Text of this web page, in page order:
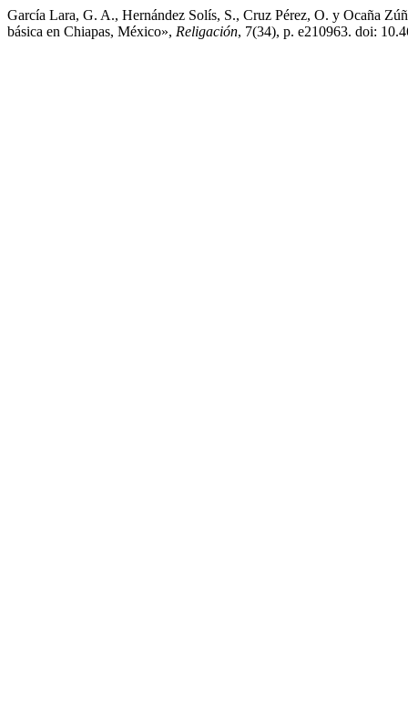
García Lara, G. A., Hernández Solís, S., Cruz Pérez, O. y Ocaña
básica en Chiapas, México», Religación, 7(34), p. e210963. doi: